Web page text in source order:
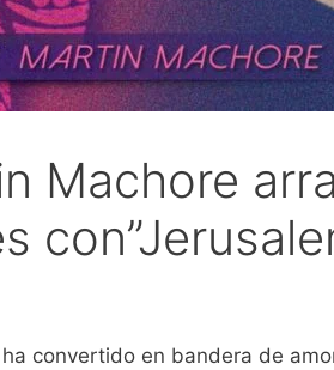
Machore
convertido en bandera de